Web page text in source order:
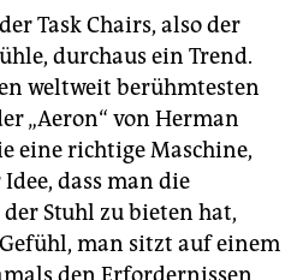
Task Chairs, also der
durchaus ein Trend.
weltweit berühmtesten
„Aeron“ von Herman
eine richtige Maschine,
dass man die
Stuhl zu bieten hat,
man sitzt auf einem